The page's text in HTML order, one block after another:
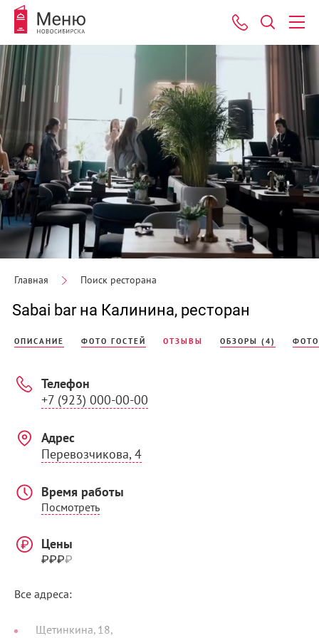
Главная Поиск ресторана
Sabai bar на Калинина, ресторан
ОПИСАНИЕ ФОТО ГОСТЕЙ ОТЗЫВЫ ОБЗОРЫ (4)
Телефон
+7 (923) 000-00-00
Адрес
Перевозчикова, 4
Время работы
Посмотреть
Цены
₽₽₽₽
Все адреса:
Щетинкина, 18,